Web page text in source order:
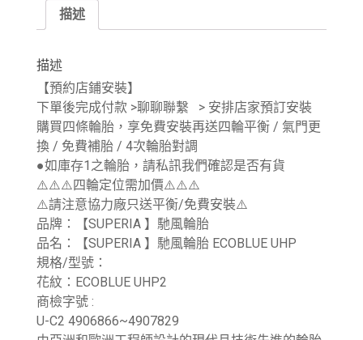
描述
描述
【預約店鋪安裝】
下單後完成付款 >聊聊聯繫 > 安排店家預訂安裝
購買四條輪胎，享免費安裝再送四輪平衡 / 氣門更
換 / 免費補胎 / 4次輪胎對調
●如庫存1之輪胎，請私訊我們確認是否有貨
⚠️⚠️⚠️四輪定位需加價⚠️⚠️⚠️
⚠️請注意協力廠只送平衡/免費安裝⚠️
品牌：【SUPERIA 】馳風輪胎
品名：【SUPERIA 】馳風輪胎 ECOBLUE UHP
規格/型號：
花紋：ECOBLUE UHP2
商檢字號 :
U-C2 4906866~4907829